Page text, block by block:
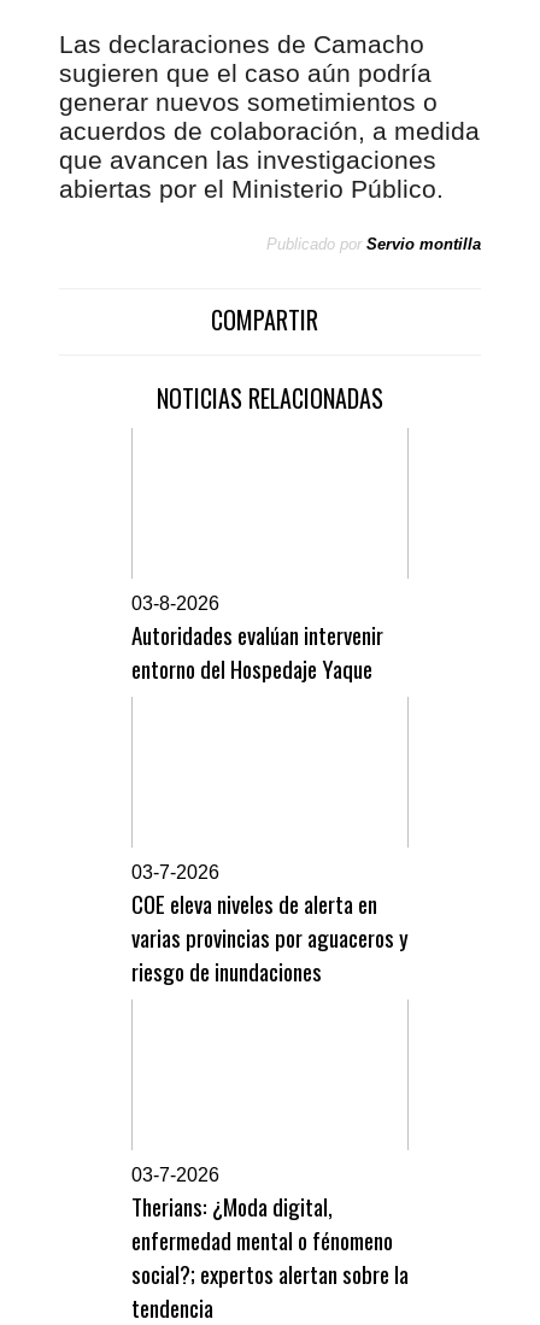
Las declaraciones de Camacho
sugieren que el caso aún podría
generar nuevos sometimientos o
acuerdos de colaboración, a medida
que avancen las investigaciones
abiertas por el Ministerio Público.
Publicado por Servio montilla
COMPARTIR
NOTICIAS RELACIONADAS
03-8-2026
Autoridades evalúan intervenir
entorno del Hospedaje Yaque
03-7-2026
COE eleva niveles de alerta en
varias provincias por aguaceros y
riesgo de inundaciones
03-7-2026
Therians: ¿Moda digital,
enfermedad mental o fénomeno
social?; expertos alertan sobre la
tendencia